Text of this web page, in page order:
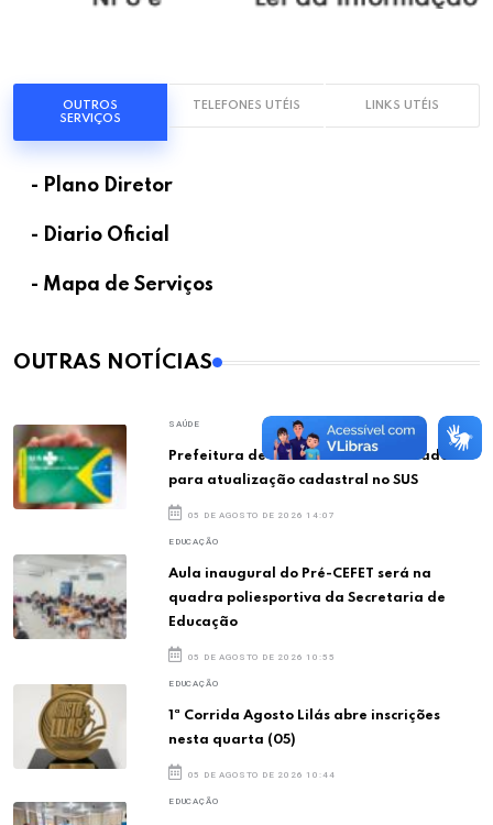
OUTROS
SERVIÇOS
TELEFONES UTÉIS LINKS UTÉIS
- Plano Diretor
- Diario Oficial
- Mapa de Serviços
OUTRAS NOTÍCIAS
SAÚDE
Prefeitura de Timóteo convoca moradores
para atualização cadastral no SUS
05 DE AGOSTO DE 2026 14:07
EDUCAÇÃO
Aula inaugural do Pré-CEFET será na
quadra poliesportiva da Secretaria de
Educação
05 DE AGOSTO DE 2026 10:55
EDUCAÇÃO
1ª Corrida Agosto Lilás abre inscrições
nesta quarta (05)
05 DE AGOSTO DE 2026 10:44
EDUCAÇÃO